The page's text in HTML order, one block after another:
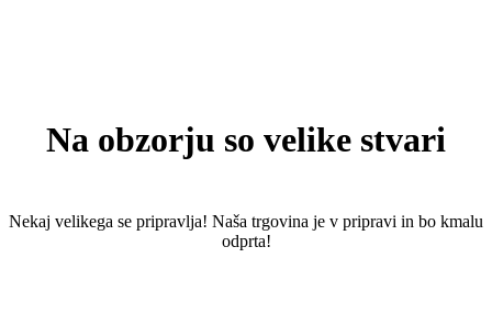
Na obzorju so velike stvari
Nekaj ​​velikega se pripravlja! Naša trgovina je v pripravi in ​​bo kmalu
odprta!